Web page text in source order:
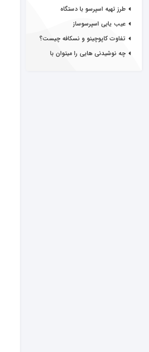
طرز تهیه اسپرسو با دستگاه
عیب یابی اسپرسوساز
تفاوت کاپوچینو و نسکافه چیست؟
چه نوشیدنی هایی را میتوان با